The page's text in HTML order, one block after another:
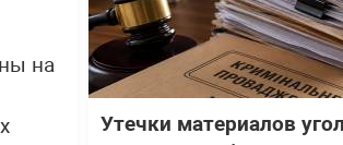
на
Утечки материалов